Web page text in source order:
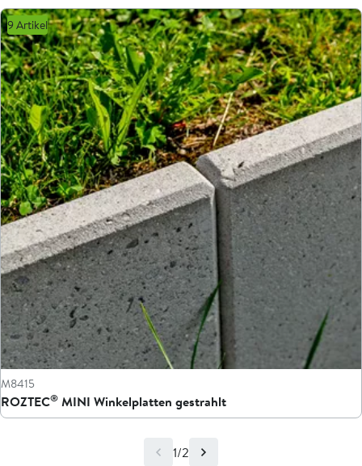
9 Artikel
M8415
ROZTEC® MINI Winkelplatten gestrahlt
1/2